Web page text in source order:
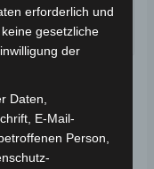
erforderlich und
gesetzliche
der
Daten,
E-Mail-
Person,